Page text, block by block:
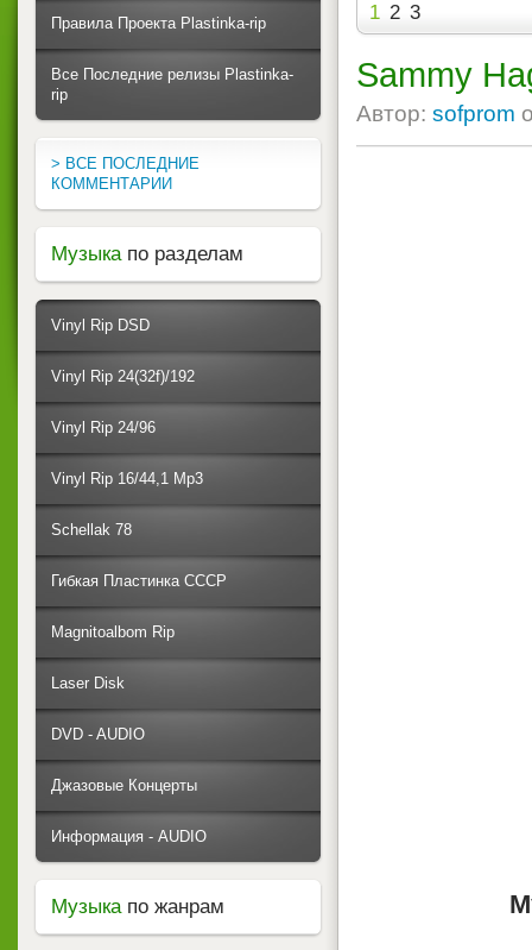
1 2 3
Sammy
Автор: sofprom
Правила Проекта Plastinka-rip
Все Последние релизы Plastinka-
rip
> ВСЕ ПОСЛЕДНИЕ
КОММЕНТАРИИ
Музыка по разделам
Vinyl Rip DSD
Vinyl Rip 24(32f)/192
Vinyl Rip 24/96
Vinyl Rip 16/44,1 Mp3
Schellak 78
Гибкая Пластинка СССР
Magnitoalbom Rip
Laser Disk
DVD - AUDIO
Джазовые Концерты
Информация - AUDIO
Музыкапо жанрам